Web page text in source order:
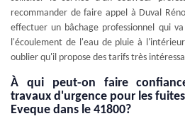
recommander de faire appel à Duval
effectuer un bâchage professionnel qui
l'écoulement de l'eau de pluie à
oublier qu'il propose des tarifs très
À qui peut-on faire
travaux d'urgence pour les
Eveque dans le 41800?